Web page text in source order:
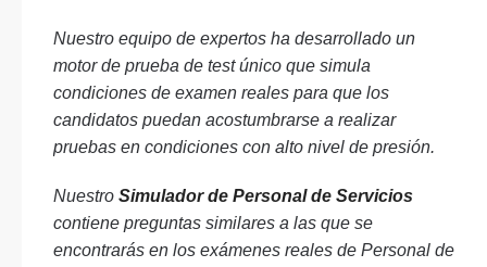
Nuestro equipo de expertos ha desarrollado un
motor de prueba de test único que simula
condiciones de examen reales para que los
candidatos puedan acostumbrarse a realizar
pruebas en condiciones con alto nivel de presión.
Nuestro Simulador de Personal de Servicios
contiene preguntas similares a las que se
encontrarás en los exámenes reales de Personal de